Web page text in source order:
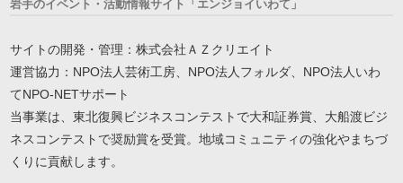
岩手のイベント・活動情報サイト「エンジョイいわて」
サイトの開発・管理：株式会社ＡＺクリエイト
運営協力：NPO法人芸術工房、NPO法人フォルダ、NPO法人いわ
てNPO-NETサポート
当事業は、東北復興ビジネスコンテストで大和証券賞、大船渡ビジ
ネスコンテストで奨励賞を受賞。地域コミュニティの強化やまちづ
くりに貢献します。